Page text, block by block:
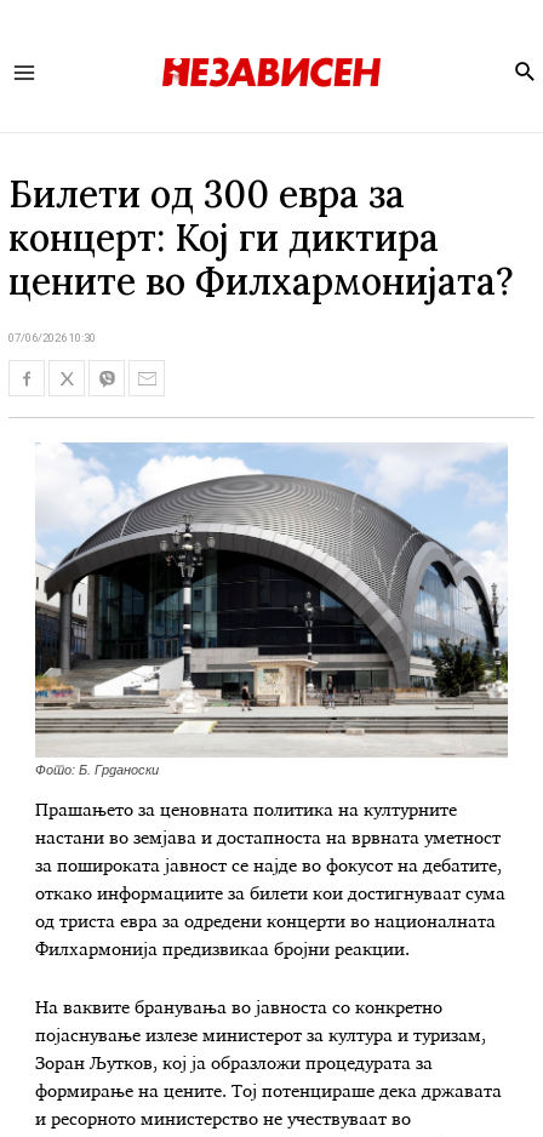
Билети од 300 евра за
концерт: Кој ги диктира
цените во Филхармонијата?
07/06/2026 10:30
Фото: Б. Грданоски
Прашањето за ценовната политика на културните
настани во земјава и достапноста на врвната уметност
за пошироката јавност се најде во фокусот на дебатите,
откако информациите за билети кои достигнуваат сума
од триста евра за одредени концерти во националната
Филхармонија предизвикаа бројни реакции.
На ваквите бранувања во јавноста со конкретно
појаснување излезе министерот за култура и туризам,
Зоран Љутков, кој ја образложи процедурата за
формирање на цените. Тој потенцираше дека државата
и ресорното министерство не учествуваат во